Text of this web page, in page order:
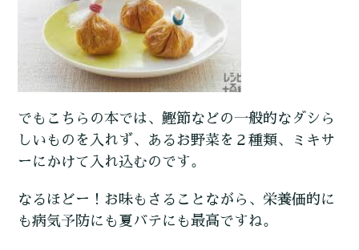
でもこちらの本では、鰹節などの一般的なダシら
しいものを入れず、あるお野菜を２種類、ミキサ
ーにかけて入れ込むのです。
なるほどー！お味もさることながら、栄養価的に
も病気予防にも夏バテにも最高ですね。